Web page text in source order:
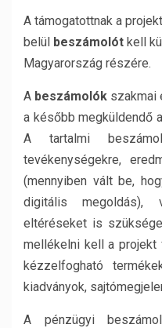
A támogatottnak a
belül beszámolót kell
Magyarország részére.
A beszámolók szakmai
a később megküldendő
A tartalmi
tevékenységekre,
(mennyiben vált be,
digitális megoldás),
eltéréseket is
mellékelni kell a projekt
kézzelfogható
kiadványok,
A pénzügyi